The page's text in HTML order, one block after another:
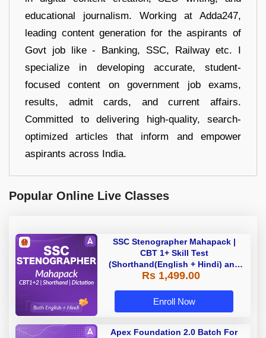
educational journalism. Working at Adda247,
leading content generation for the aspirants of
Govt job like - Banking, SSC, Railway etc. I
specialize in developing accurate, student-
focused content on government job exams,
results, admit cards, and current affairs.
Committed to delivering high-quality, search-
optimized articles that inform and empower
aspirants across India.
Popular Online Live Classes
SSC Stenographer Mahapack |
CBT 1+ Skill Test
(Shorthand(English + Hindi) and
Dictation) | By Adda247
Rs 1,499.00
Enroll Now
Apex Foundation 2.0 Batch For